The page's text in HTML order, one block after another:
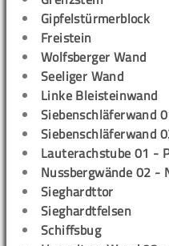
Gipfelstürmerblock
Freistein
Wolfsberger Wand
Seeliger Wand
Linke Bleisteinwand
Siebenschläferwand
Siebenschläferwand
Lauterachstube 01 -
Nussbergwände 02 -
Sieghardttor
Sieghardtfelsen
Schiffsbug